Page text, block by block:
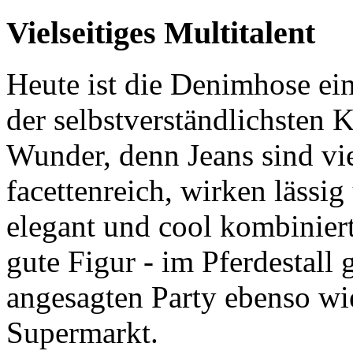
Vielseitiges Multitalent
Heute ist die Denimhose
der selbstverständlichsten
Wunder, denn Jeans sind
facettenreich, wirken
elegant und cool
gute Figur - im Pferdestall
angesagten Party ebenso
Supermarkt.